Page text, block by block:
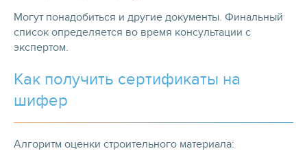
Могут понадобиться и другие документы. Финальный
список определяется во время консультации с
экспертом.
Как получить сертификаты на
шифер
Алгоритм оценки строительного материала: